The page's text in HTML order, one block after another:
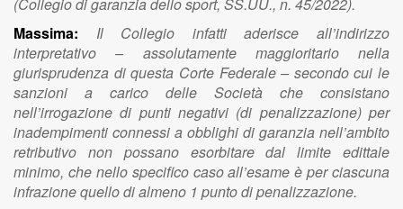
Massima: Il Collegio infatti aderisce all’indirizzo
interpretativo – assolutamente maggioritario nella
giurisprudenza di questa Corte Federale – secondo cui le
sanzioni a carico delle Società che consistano
nell’irrogazione di punti negativi (di penalizzazione) per
inadempimenti connessi a obblighi di garanzia nell’ambito
retributivo non possano esorbitare dal limite edittale
minimo, che nello specifico caso all’esame è per ciascuna
infrazione quello di almeno 1 punto di penalizzazione.